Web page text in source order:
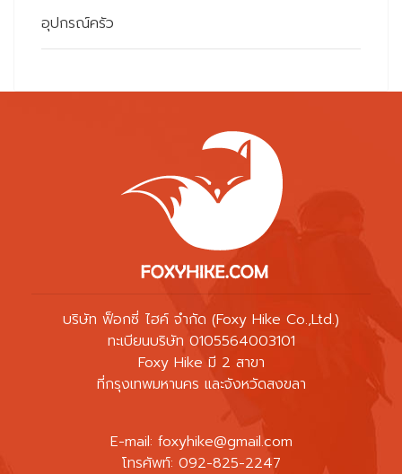
อุปกรณ์ครัว
บริษัท ฟ็อกซี่ ไฮค์ จำกัด (Foxy Hike Co.,Ltd.)
ทะเบียนบริษัท 0105564003101
Foxy Hike มี 2 สาขา
ที่กรุงเทพมหานคร และจังหวัดสงขลา
E-mail: foxyhike@gmail.com
โทรศัพท์: 092-825-2247